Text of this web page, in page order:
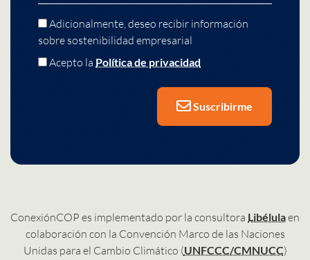
Adicionalmente, deseo recibir información
sobre sostenibilidad empresarial
Acepto la Política de privacidad
Suscribirme
ConexiónCOP es implementado por la consultora Libélulaen
colaboración con la Convención Marco de las Naciones
Unidas para el Cambio Climático (UNFCCC/CMNUCC)